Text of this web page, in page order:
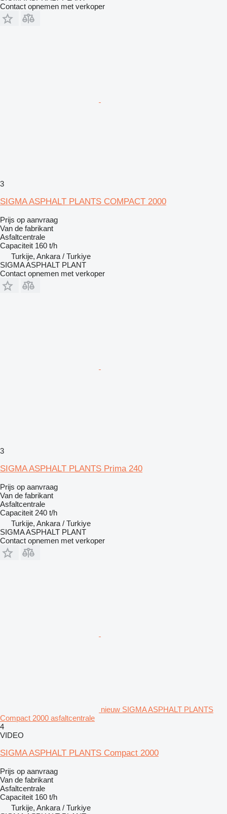
Contact opnemen met verkoper
3
SIGMA ASPHALT PLANTS COMPACT 2000
Prijs op aanvraag
Van de fabrikant
Asfaltcentrale
Capaciteit 160 t/h
Turkije, Ankara / Turkiye
SIGMA ASPHALT PLANT
Contact opnemen met verkoper
3
SIGMA ASPHALT PLANTS Prima 240
Prijs op aanvraag
Van de fabrikant
Asfaltcentrale
Capaciteit 240 t/h
Turkije, Ankara / Turkiye
SIGMA ASPHALT PLANT
Contact opnemen met verkoper
nieuw SIGMA ASPHALT PLANTS
Compact 2000 asfaltcentrale
4
VIDEO
SIGMA ASPHALT PLANTS Compact 2000
Prijs op aanvraag
Van de fabrikant
Asfaltcentrale
Capaciteit 160 t/h
Turkije, Ankara / Turkiye